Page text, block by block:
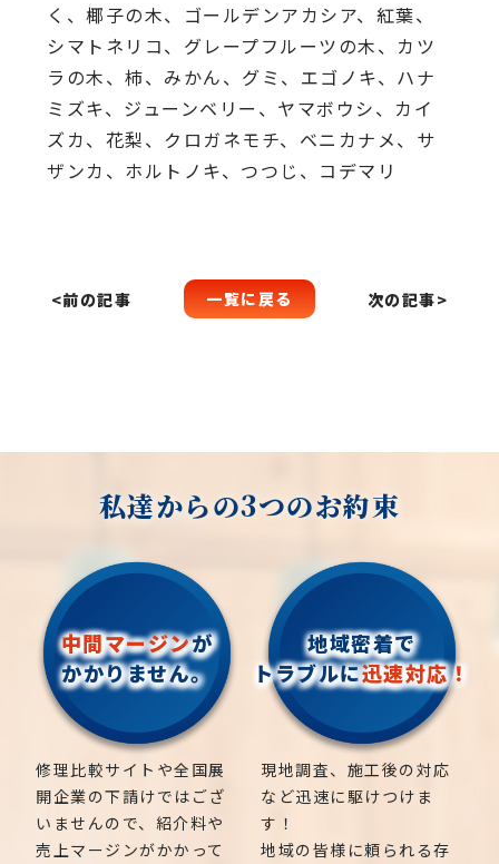
く、椰子の木、ゴールデンアカシア、紅葉、
シマトネリコ、グレープフルーツの木、カツ
ラの木、柿、みかん、グミ、エゴノキ、ハナ
ミズキ、ジューンベリー、ヤマボウシ、カイ
ズカ、花梨、クロガネモチ、ベニカナメ、サ
ザンカ、ホルトノキ、つつじ、コデマリ
<前の記事 一覧に戻る 次の記事>
私達からの3つのお約束
中間マージンが
かかりません。
修理比較サイトや全国展
開企業の下請けではござ
いませんので、紹介料や
売上マージンがかかって
地域密着で
トラブルに迅速対応！
現地調査、施工後の対応
など迅速に駆けつけま
す！
地域の皆様に頼られる存